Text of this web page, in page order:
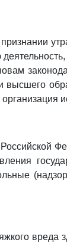
высшего
вреда